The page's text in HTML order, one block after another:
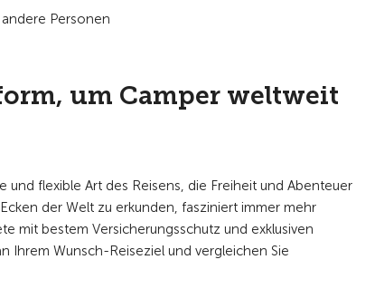
Personen
um Camper weltweit
flexible Art des Reisens, die Freiheit und Abenteuer
der Welt zu erkunden, fasziniert immer mehr
mit bestem Versicherungsschutz und exklusiven
Ihrem Wunsch-Reiseziel und vergleichen Sie